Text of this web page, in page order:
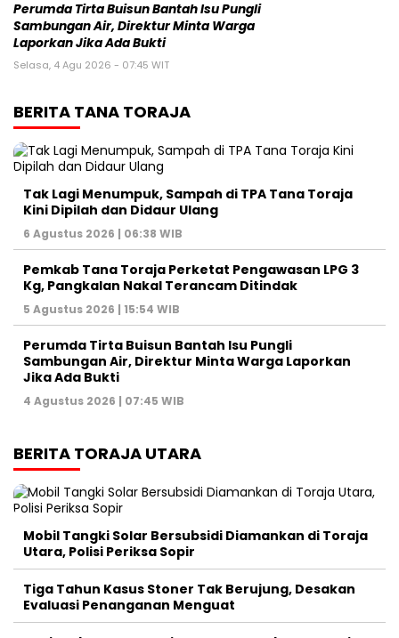
Perumda Tirta Buisun Bantah Isu Pungli
Sambungan Air, Direktur Minta Warga
Laporkan Jika Ada Bukti
Selasa, 4 Agu 2026 - 07:45 WIT
BERITA TANA TORAJA
Tak Lagi Menumpuk, Sampah di TPA Tana Toraja
Kini Dipilah dan Didaur Ulang
6 Agustus 2026 | 06:38 WIB
Pemkab Tana Toraja Perketat Pengawasan LPG 3
Kg, Pangkalan Nakal Terancam Ditindak
5 Agustus 2026 | 15:54 WIB
Perumda Tirta Buisun Bantah Isu Pungli
Sambungan Air, Direktur Minta Warga Laporkan
Jika Ada Bukti
4 Agustus 2026 | 07:45 WIB
BERITA TORAJA UTARA
Mobil Tangki Solar Bersubsidi Diamankan di Toraja
Utara, Polisi Periksa Sopir
Tiga Tahun Kasus Stoner Tak Berujung, Desakan
Evaluasi Penanganan Menguat